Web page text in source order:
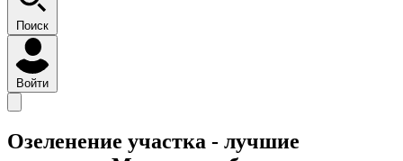
Поиск
Войти
Озеленение участка - лучшие